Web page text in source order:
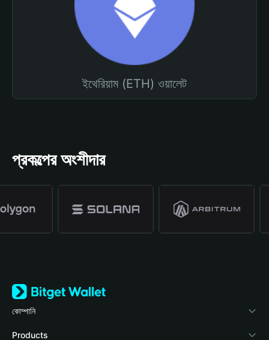
ইথেরিয়াম (ETH) ওয়ালেট
প্রকল্পের অংশীদার
কোম্পানি
Bitget Wallet সম্পর্কে
Products